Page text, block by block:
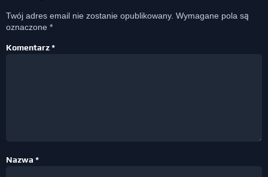
Twój adres email nie zostanie opublikowany. Wymagane pola są
oznaczone *
Komentarz*
Nazwa *